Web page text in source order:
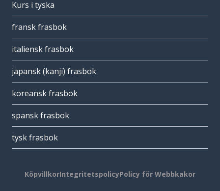
Kurs i tyska
fransk frasbok
italiensk frasbok
japansk (kanji) frasbok
koreansk frasbok
spansk frasbok
tysk frasbok
KöpvillkorIntegritetspolicyPolicy för Webbkakor